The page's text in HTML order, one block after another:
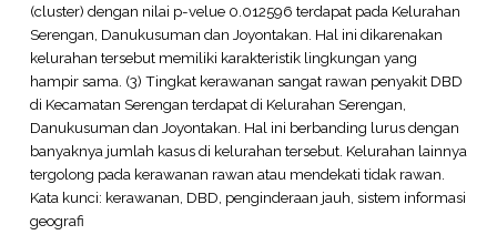
(cluster) dengan nilai p-velue 0.012596 terdapat pada Kelurahan
Serengan, Danukusuman dan Joyontakan. Hal ini dikarenakan
kelurahan tersebut memiliki karakteristik lingkungan yang
hampir sama. (3) Tingkat kerawanan sangat rawan penyakit DBD
di Kecamatan Serengan terdapat di Kelurahan Serengan,
Danukusuman dan Joyontakan. Hal ini berbanding lurus dengan
banyaknya jumlah kasus di kelurahan tersebut. Kelurahan lainnya
tergolong pada kerawanan rawan atau mendekati tidak rawan.
Kata kunci: kerawanan, DBD, penginderaan jauh, sistem informasi
geografi